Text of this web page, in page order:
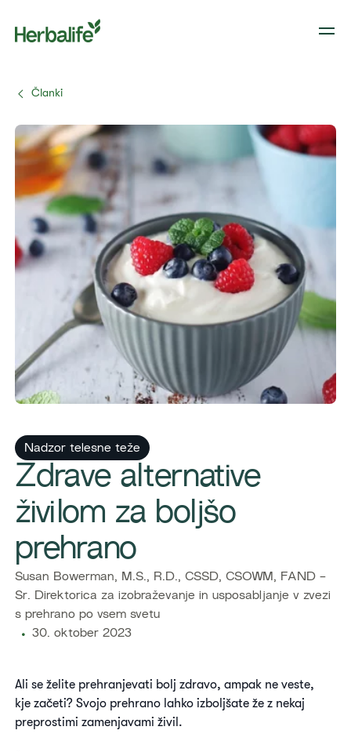
Članki
Nadzor telesne teže
Zdrave alternative
živilom za boljšo
prehrano
Susan Bowerman, M.S., R.D., CSSD, CSOWM, FAND -
Sr. Direktorica za izobraževanje in usposabljanje v zvezi
s prehrano po vsem svetu
30. oktober 2023
Ali se želite prehranjevati bolj zdravo, ampak ne veste,
kje začeti? Svojo prehrano lahko izboljšate že z nekaj
preprostimi zamenjavami živil.